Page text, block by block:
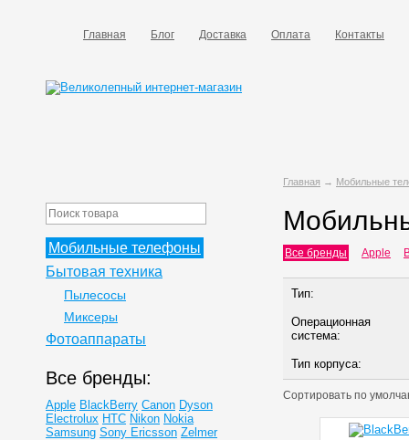
Главная Блог Доставка Оплата Контакты
Главная → Мобильные
Все бренды Apple
Тип:
Операционная
система:
Тип корпуса:
Сортировать по
Мобильные телефоны
Бытовая техника
Пылесосы
Миксеры
Фотоаппараты
Все бренды:
Apple BlackBerry Canon Dyson
Electrolux HTC Nikon Nokia
Samsung Sony Ericsson Zelmer